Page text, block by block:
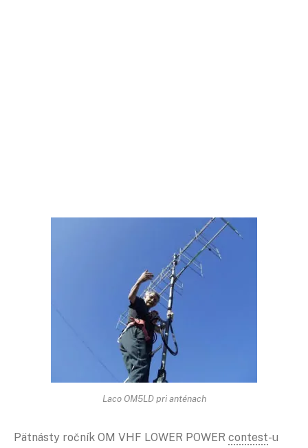
Laco OM5LD pri anténach
Pätnásty ročník OM VHF LOWER POWER contest-u